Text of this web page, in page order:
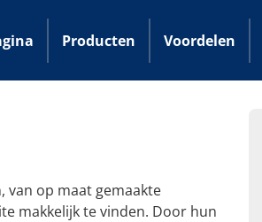
Producten Voordelen
van op maat gemaakte
makkelijk te vinden. Door hun